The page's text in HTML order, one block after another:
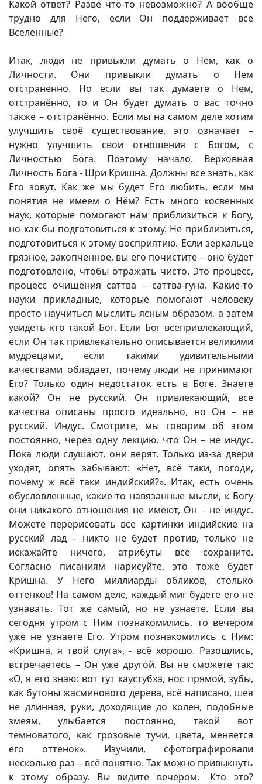
Какой ответ? Разве что-то невозможно? А вообще
трудно для Него, если Он поддерживает все
Вселенные?
Итак, люди не привыкли думать о Нём, как о
Личности. Они привыкли думать о Нём
отстранённо. Но если вы так думаете о Нём,
отстранённо, то и Он будет думать о вас точно
также – отстранённо. Если мы на самом деле хотим
улучшить своё существование, это означает –
нужно улучшить свои отношения с Богом, с
Личностью Бога. Поэтому начало. Верховная
Личность Бога - Шри Кришна. Должны все знать, как
Его зовут. Как же мы будет Его любить, если мы
понятия не имеем о Нём? Есть много косвенных
наук, которые помогают нам приблизиться к Богу,
но как бы подготовиться к этому. Не приблизиться,
подготовиться к этому восприятию. Если зеркальце
грязное, закопчённое, вы его почистите – оно будет
подготовлено, чтобы отражать чисто. Это процесс,
процесс очищения саттва – саттва-гуна. Какие-то
науки прикладные, которые помогают человеку
просто научиться мыслить ясным образом, а затем
увидеть кто такой Бог. Если Бог всепривлекающий,
если Он так привлекательно описывается великими
мудрецами, если такими удивительными
качествами обладает, почему люди не принимают
Его? Только один недостаток есть в Боге. Знаете
какой? Он не русский. Он привлекающий, все
качества описаны просто идеально, но Он – не
русский. Индус. Смотрите, мы говорим об этом
постоянно, через одну лекцию, что Он – не индус.
Пока люди слушают, они верят. Только из-за двери
уходят, опять забывают: «Нет, всё таки, погоди,
почему ж всё таки индийский?». Итак, есть очень
обусловленные, какие-то навязанные мысли, к Богу
они никакого отношения не имеют, Он – не индус.
Можете перерисовать все картинки индийские на
русский лад – никто не будет против, только не
искажайте ничего, атрибуты все сохраните.
Согласно писаниям нарисуйте, это тоже будет
Кришна. У Него миллиарды обликов, столько
оттенков! На самом деле, каждый миг будете его не
узнавать. Тот же самый, но не узнаете. Если вы
сегодня утром с Ним познакомились, то вечером
уже не узнаете Его. Утром познакомились с Ним:
«Кришна, я твой слуга», - всё хорошо. Разошлись,
встречаетесь – Он уже другой. Вы не сможете так:
«О, я его знаю: вот тут каустубха, нос прямой, зубы,
как бутоны жасминового дерева, всё написано, шея
не длинная, руки, доходящие до колен, подобные
змеям, улыбается постоянно, такой вот
темноватого, как грозовые тучи, цвета, меняется
его оттенок». Изучили, сфотографировали
несколько раз – всё понятно. Так можно привыкнуть
к этому образу. Вы видите вечером. -Кто это?